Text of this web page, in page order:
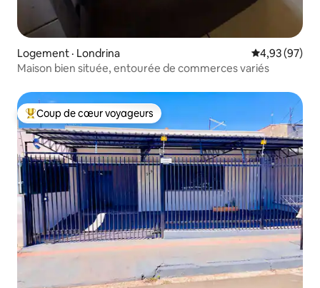
Logement · Londrina Note
4,93 (97)
Maison bien située, entourée de commerces variés
Coup de cœur voyageurs parmi les plus aimés
Coup de cœur voyageurs